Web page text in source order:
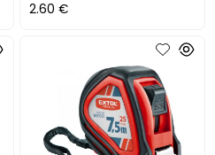
2.60 €